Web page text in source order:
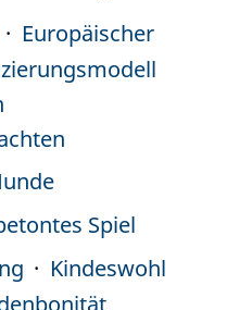
Europäischer
Spiel
Kindeswohl